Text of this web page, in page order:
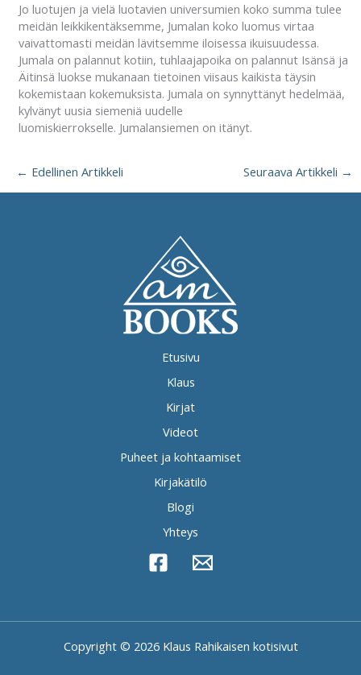
Jo luotujen ja vielä luotavien universumien koko summa tulee
meidän leikkikentäksemme, Jumalan koko luomus virtaa
vaivattomasti meidän lävitsemme iloisessa ikuisuudessa.
Jumala on palannut kotiin, tuhlaajapoika on palannut Isänsä ja
Äitinsä luokse mukanaan tietoinen viisaus kaikista täysin
kokemistaan kokemuksista. Jumala on synnyttänyt hedelmää,
kylvänyt uusia siemeniä uudelle
luomiskierrokselle. Jumalansiemen on itänyt.
← Edellinen Artikkeli Seuraava Artikkeli →
Etusivu
Klaus
Kirjat
Videot
Puheet ja kohtaamiset
Kirjakätilö
Blogi
Yhteys
Copyright © 2026 Klaus Rahikaisen kotisivut